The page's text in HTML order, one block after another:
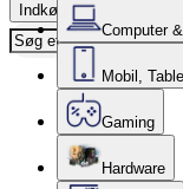
Indkøbskurv
Computer
Mobil,
Gaming
Hardware